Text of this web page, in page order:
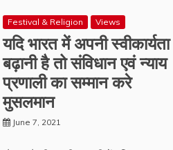
Festival & Religion Views
यदि भारत में अपनी स्वीकार्यता
बढ़ानी है तो संविधान एवं न्याय
प्रणाली का सम्मान करे
मुसलमान
June 7, 2021